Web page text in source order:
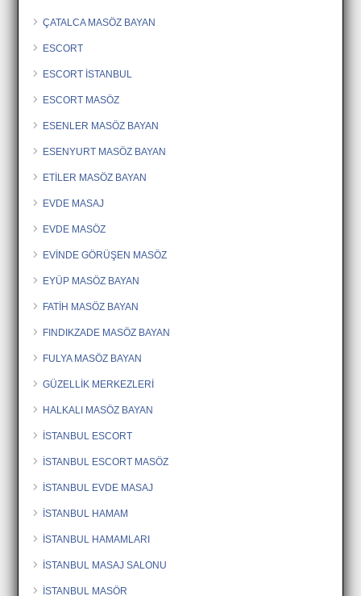
ÇATALCA MASÖZ BAYAN
ESCORT
ESCORT İSTANBUL
ESCORT MASÖZ
ESENLER MASÖZ BAYAN
ESENYURT MASÖZ BAYAN
ETİLER MASÖZ BAYAN
EVDE MASAJ
EVDE MASÖZ
EVİNDE GÖRÜŞEN MASÖZ
EYÜP MASÖZ BAYAN
FATİH MASÖZ BAYAN
FINDIKZADE MASÖZ BAYAN
FULYA MASÖZ BAYAN
GÜZELLİK MERKEZLERİ
HALKALI MASÖZ BAYAN
İSTANBUL ESCORT
İSTANBUL ESCORT MASÖZ
İSTANBUL EVDE MASAJ
İSTANBUL HAMAM
İSTANBUL HAMAMLARI
İSTANBUL MASAJ SALONU
İSTANBUL MASÖR